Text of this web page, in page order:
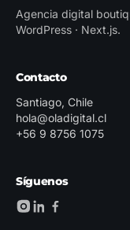
Agencia digital
WordPress · Next.js.
Contacto
Santiago, Chile
hola@oladigital.cl
+56 9 8756 1075
Síguenos